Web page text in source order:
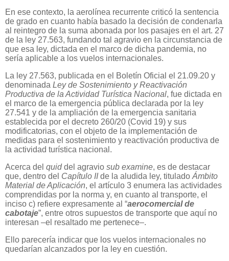
En ese contexto, la aerolínea recurrente criticó la sentencia
de grado en cuanto había basado la decisión de condenarla
al reintegro de la suma abonada por los pasajes en el art. 27
de la ley 27.563, fundando tal agravio en la circunstancia de
que esa ley, dictada en el marco de dicha pandemia, no
sería aplicable a los vuelos internacionales.
La ley 27.563, publicada en el Boletín Oficial el 21.09.20 y
denominada Ley de Sostenimiento y Reactivación
Productiva de la Actividad Turística Nacional, fue dictada en
el marco de la emergencia pública declarada por la ley
27.541 y de la ampliación de la emergencia sanitaria
establecida por el decreto 260/20 (Covid 19) y sus
modificatorias, con el objeto de la implementación de
medidas para el sostenimiento y reactivación productiva de
la actividad turística nacional.
Acerca del quiddel agravio sub examine, es de destacar
que, dentro del Capítulo IIde la aludida ley, titulado Ámbito
Material de Aplicación, el artículo 3 enumera las actividades
comprendidas por la norma y, en cuanto al transporte, el
inciso c) refiere expresamente al “aerocomercial de
cabotaje”, entre otros supuestos de transporte que aquí no
interesan –el resaltado me pertenece–.
Ello parecería indicar que los vuelos internacionales no
quedarían alcanzados por la ley en cuestión.